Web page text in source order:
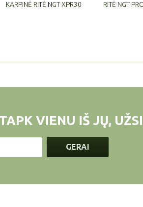
KARPINĖ RITĖ NGT XPR30 RITĖ NGT
VIENU IŠ JŲ,
GERAI